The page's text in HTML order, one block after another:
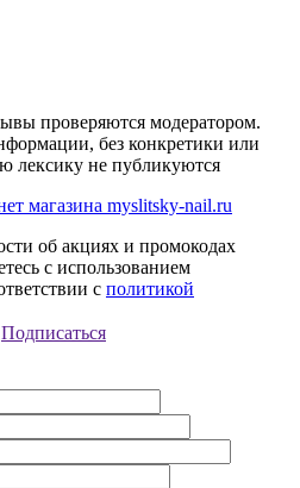
проверяются модератором.
без конкретики или
лексику не публикуются
магазина myslitsky-nail.ru
об акциях и промокодах
с использованием
с политикой
Подписаться